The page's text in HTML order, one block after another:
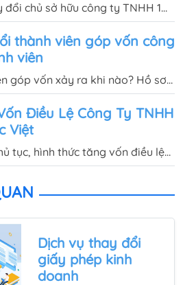
chủ sở hữu công ty TNHH 1
Có phải đóng thuế TNCN
chia sẻ chi tiết trong bài viết
thành viên góp vốn công
viên
góp vốn xảy ra khi nào? Hồ sơ,
viên góp vốn công ty TNHH 2
Quốc Việt sẽ giải đáp tại bài viết
Điều Lệ Công Ty TNHH
Việt
tục, hình thức tăng vốn điều lệ
viên, công ty TNHH 2 thành
Quốc Việt giải đáp trong bài
Dịch vụ thay đổi
giấy phép kinh
doanh